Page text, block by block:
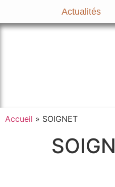
Actualités
Accueil » SOIGNET